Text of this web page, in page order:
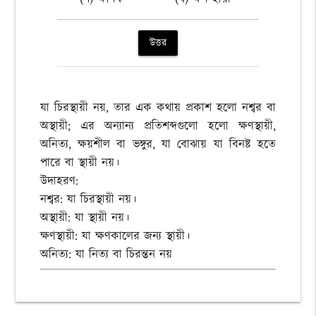
উত্তর
যা চিরস্থায়ী নয়, তার এক কথায় প্রকাশ হলো নশ্বর বা
অস্থায়ী; এর অন্যান্য প্রতিশব্দগুলো হলো ক্ষণস্থায়ী,
অনিত্য, ক্ষয়শীল বা ভঙ্গুর, যা বোঝায় যা বিনষ্ট হতে
পারে বা স্থায়ী নয়।
উদাহরণ:
নশ্বর: যা চিরস্থায়ী নয়।
অস্থায়ী: যা স্থায়ী নয়।
ক্ষণস্থায়ী: যা ক্ষণকালের জন্য স্থায়ী।
অনিত্য: যা নিত্য বা চিরন্তন নয়